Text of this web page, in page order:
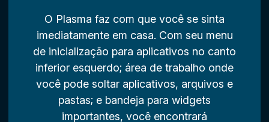
O Plasma faz com que você se sinta
imediatamente em casa. Com seu menu
de inicialização para aplicativos no canto
inferior esquerdo; área de trabalho onde
você pode soltar aplicativos, arquivos e
pastas; e bandeja para widgets
importantes, você encontrará